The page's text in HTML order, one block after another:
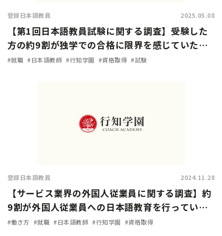
登録日本語教員 2025.05.08
【第1回日本語教員試験に関する調査】受験した
方の約9割が独学での合格に限界を感じていた…
試験対策方法や試験の難易度は？
#就職 #日本語教師 #行知学園 #資格取得 #試験
登録日本語教員 2024.11.28
【サービス業界の外国人従業員に関する調査】約
9割が外国人従業員への日本語教育を行っている
と回答。加速化する『登録日本語教員』の需要！
#働き方 #就職 #日本語教師 #行知学園 #資格取得